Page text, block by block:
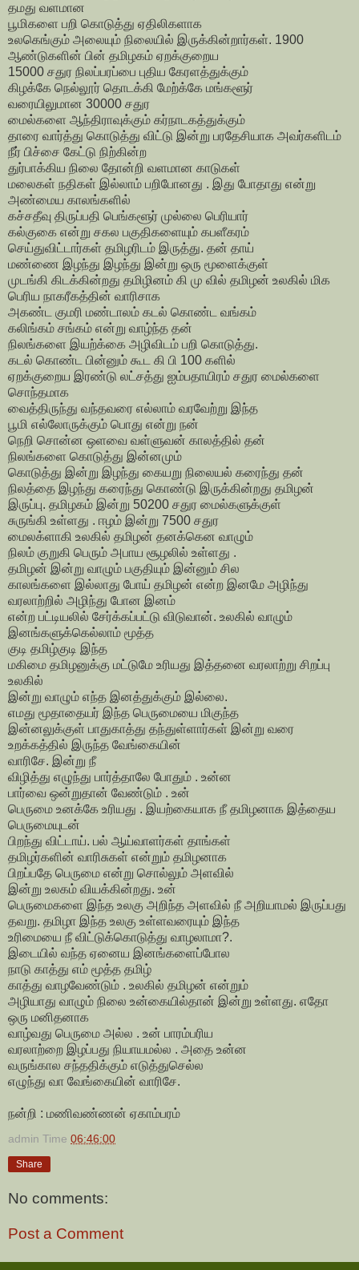
தமது வளமான
பூமிகளை பறி கொடுத்து ஏதிலிகளாக
உலகெங்கும் அலையும் நிலையில் இருக்கின்றார்கள். 1900
ஆண்டுகளின் பின் தமிழகம் ஏறக்குறைய
15000 சதுர நிலப்பரப்பை புதிய கேரளத்துக்கும்
கிழக்கே நெல்லூர் தொடக்கி மேற்க்கே மங்களூர்
வரையிலுமான 30000 சதுர
மைல்களை ஆந்திராவுக்கும் கர்நாடகத்துக்கும்
தாரை வார்த்து கொடுத்து விட்டு இன்று பரதேசியாக அவர்களிடம்
நீர் பிச்சை கேட்டு நிற்கின்ற
துர்பாக்கிய நிலை தோன்றி வளமான காடுகள்
மலைகள் நதிகள் இல்லாம் பறிபோனது . இது போதாது என்று
அண்மைய காலங்களில்
கச்சதீவு திருப்பதி பெங்களூர் முல்லை பெரியார்
கல்குகை என்று சகல பகுதிகளையும் கபளீகரம்
செய்துவிட்டார்கள் தமிழரிடம் இருத்து. தன் தாய்
மண்ணை இழந்து இழந்து இன்று ஒரு மூளைக்குள்
முடங்கி கிடக்கின்றது தமிழினம் கி மு வில் தமிழன் உலகில் மிக
பெரிய நாகரீகத்தின் வாரிசாக
அகண்ட குமரி மண்டாலம் கடல் கொண்ட வங்கம்
கலிங்கம் சங்கம் என்று வாழ்ந்த தன்
நிலங்களை இயற்க்கை அழிவிடம் பறி கொடுத்து.
கடல் கொண்ட பின்னும் கூட கி பி 100 களில்
ஏறக்குறைய இரண்டு லட்சத்து ஐம்பதாயிரம் சதுர மைல்களை
சொந்தமாக
வைத்திருந்து வந்தவரை எல்லாம் வரவேற்று இந்த
பூமி எல்லோருக்கும் பொது என்று நன்
நெறி சொன்ன ஒளவை வள்ளுவன் காலத்தில் தன்
நிலங்களை கொடுத்து இன்னமும்
கொடுத்து இன்று இழந்து கையறு நிலையல் கரைந்து தன்
நிலத்தை இழந்து கரைந்து கொண்டு இருக்கின்றது தமிழன்
இருப்பு. தமிழகம் இன்று 50200 சதுர மைல்களுக்குள்
சுருங்கி உள்ளது . ஈழம் இன்று 7500 சதுர
மைலக்ளாகி உலகில் தமிழன் தனக்கென வாழும்
நிலம் குறுகி பெரும் அபாய சூழலில் உள்ளது .
தமிழன் இன்று வாழும் பகுதியும் இன்னும் சில
காலங்களை இல்லாது போய் தமிழன் என்ற இனமே அழிந்து
வரலாற்றில் அழிந்து போன இனம்
என்ற பட்டியலில் சேர்க்கப்பட்டு விடுவான். உலகில் வாழும்
இனங்களுக்கெல்லாம் மூத்த
குடி தமிழ்குடி இந்த
மகிமை தமிழனுக்கு மட்டுமே உரியது இத்தனை வரலாற்று சிறப்பு
உலகில்
இன்று வாழும் எந்த இனத்துக்கும் இல்லை.
எமது மூதாதையர் இந்த பெருமையை மிகுந்த
இன்னலுக்குள் பாதுகாத்து தந்துள்ளார்கள் இன்று வரை
உறக்கத்தில் இருந்த வேங்கையின்
வாரிசே. இன்று நீ
விழித்து எழுந்து பார்த்தாலே போதும் . உன்ன
பார்வை ஒன்றுதான் வேண்டும் . உன்
பெருமை உனக்கே உரியது . இயற்கையாக நீ தமிழனாக இத்தைய
பெருமையுடன்
பிறந்து விட்டாய். பல் ஆய்வாளர்கள் தாங்கள்
தமிழர்களின் வாரிசுகள் என்றும் தமிழனாக
பிறப்பதே பெருமை என்று சொல்லும் அளவில்
இன்று உலகம் வியக்கின்றது. உன்
பெருமைகளை இந்த உலகு அறிந்த அளவில் நீ அறியாமல் இருப்பது
தவறு. தமிழா இந்த உலகு உள்ளவரையும் இந்த
உரிமையை நீ விட்டுக்கொடுத்து வாழலாமா?.
இடையில் வந்த ஏனைய இனங்களைப்போல
நாடு காத்து எம் மூத்த தமிழ்
காத்து வாழவேண்டும் . உலகில் தமிழன் என்றும்
அழியாது வாழும் நிலை உன்கையில்தான் இன்று உள்ளது. எதோ
ஒரு மனிதனாக
வாழ்வது பெருமை அல்ல . உன் பாரம்பரிய
வரலாற்றை இழப்பது நியாயமல்ல . அதை உன்ன
வருங்கால சந்ததிக்கும் எடுத்துசெல்ல
எழுந்து வா வேங்கையின் வாரிசே.
நன்றி : மணிவண்ணன் ஏகாம்பரம்
admin Time 06:46:00
Share
No comments:
Post a Comment